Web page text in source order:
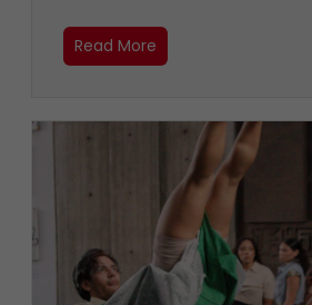
Read More